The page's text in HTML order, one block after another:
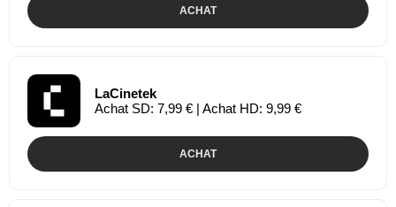
ACHAT
LaCinetek
Achat SD: 7,99 € | Achat HD: 9,99 €
ACHAT